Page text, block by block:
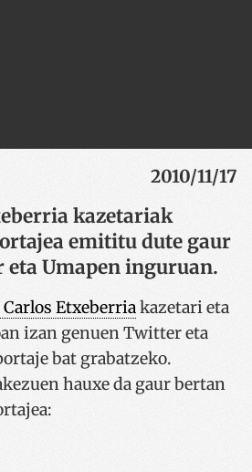
2010/11/17
kazetariak
emititu dute gaur
eta Umapen inguruan.
Carlos Etxeberriakazetari eta
izan genuen Twitter eta
bat grabatzeko.
hauxe da gaur bertan